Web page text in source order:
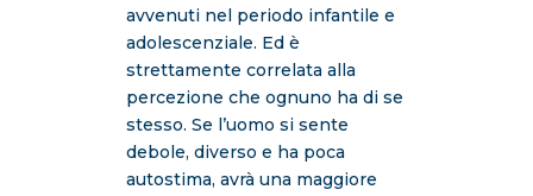
avvenuti nel periodo infantile e
adolescenziale. Ed è
strettamente correlata alla
percezione che ognuno ha di se
stesso. Se l’uomo si sente
debole, diverso e ha poca
autostima, avrà una maggiore